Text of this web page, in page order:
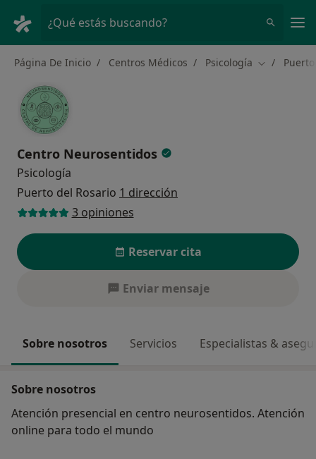
¿Qué estás buscando?
Página De Inicio Centros Médicos Psicología Cambiar de
Centro Neurosentidos
Psicología
Puerto del Rosario 1 dirección
3 opiniones
Reservar cita
Enviar mensaje
Sobre nosotros Servicios Especialistas &
Sobre nosotros
Atención presencial en centro neurosentidos. Atención
online para todo el mundo